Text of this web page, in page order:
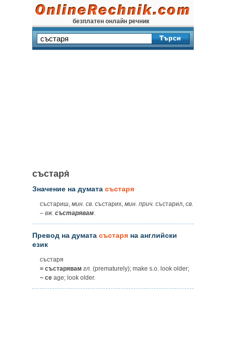
безплатен онлайн речник
състаря̀
Значение на думата състаря
състариш, мин. св. състарих, мин. прич. състарил, св.
– вж. състарявам.
Превод на думата състаря на английски
език
състаря
= състарявам гл. (prematurely); make s.o. look older;
~ се age; look older.